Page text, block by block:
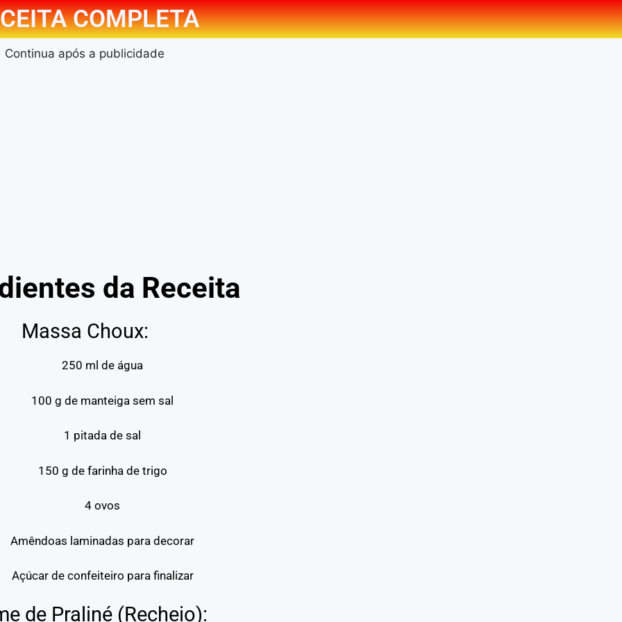
COMPLETA
Continua após a publicidade
da Receita
Massa Choux:
250 ml de água
100 g de manteiga sem sal
1 pitada de sal
150 g de farinha de trigo
4 ovos
Amêndoas laminadas para decorar
Açúcar de confeiteiro para finalizar
de Praliné (Recheio):